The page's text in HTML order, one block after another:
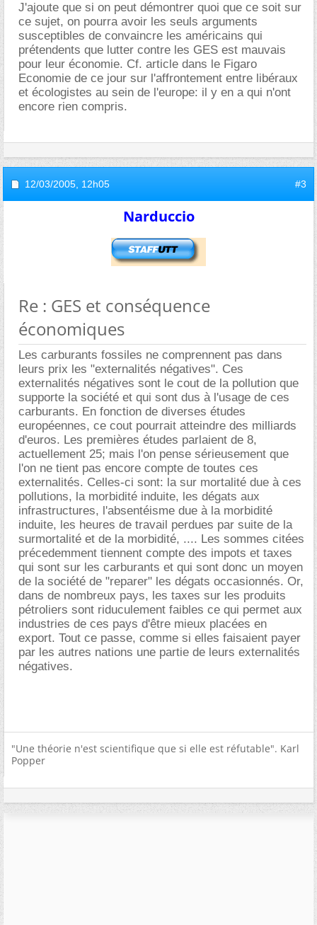
J'ajoute que si on peut démontrer quoi que ce soit sur
ce sujet, on pourra avoir les seuls arguments
susceptibles de convaincre les américains qui
prétendents que lutter contre les GES est mauvais
pour leur économie. Cf. article dans le Figaro
Economie de ce jour sur l'affrontement entre libéraux
et écologistes au sein de l'europe: il y en a qui n'ont
encore rien compris.
12/03/2005, 12h05 #3
Narduccio
Re : GES et conséquence
économiques
Les carburants fossiles ne comprennent pas dans
leurs prix les "externalités négatives". Ces
externalités négatives sont le cout de la pollution que
supporte la société et qui sont dus à l'usage de ces
carburants. En fonction de diverses études
européennes, ce cout pourrait atteindre des milliards
d'euros. Les premières études parlaient de 8,
actuellement 25; mais l'on pense sérieusement que
l'on ne tient pas encore compte de toutes ces
externalités. Celles-ci sont: la sur mortalité due à ces
pollutions, la morbidité induite, les dégats aux
infrastructures, l'absentéisme due à la morbidité
induite, les heures de travail perdues par suite de la
surmortalité et de la morbidité, .... Les sommes citées
précedemment tiennent compte des impots et taxes
qui sont sur les carburants et qui sont donc un moyen
de la société de "reparer" les dégats occasionnés. Or,
dans de nombreux pays, les taxes sur les produits
pétroliers sont riduculement faibles ce qui permet aux
industries de ces pays d'être mieux placées en
export. Tout ce passe, comme si elles faisaient payer
par les autres nations une partie de leurs externalités
négatives.
"Une théorie n'est scientifique que si elle est réfutable". Karl
Popper